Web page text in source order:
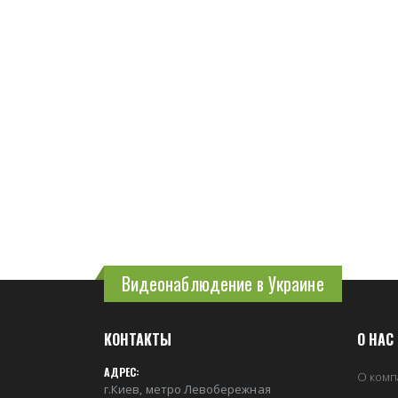
Видеонаблюдение в Украине
КОНТАКТЫ
АДРЕС:
г.Киев, метро Левобережная
О НАС
О